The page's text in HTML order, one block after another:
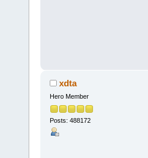
xdta
Hero Member
Posts: 488172